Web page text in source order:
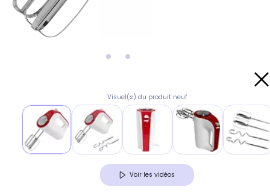
Visuel(s) du produit neuf
Voir les vidéos